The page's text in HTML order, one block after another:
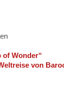
of Wonder“
von